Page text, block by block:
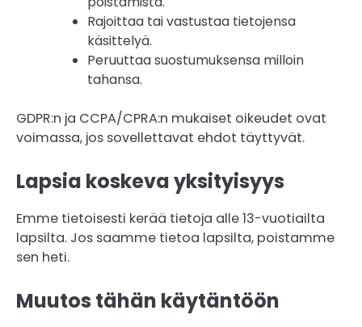
Rajoittaa tai vastustaa tietojensa
käsittelyä.
Peruuttaa suostumuksensa milloin
tahansa.
GDPR:n ja CCPA/CPRA:n mukaiset oikeudet ovat
voimassa, jos sovellettavat ehdot täyttyvät.
Lapsia koskeva yksityisyys
Emme tietoisesti kerää tietoja alle 13-vuotiailta
lapsilta. Jos saamme tietoa lapsilta, poistamme
sen heti.
Muutos tähän käytäntöön